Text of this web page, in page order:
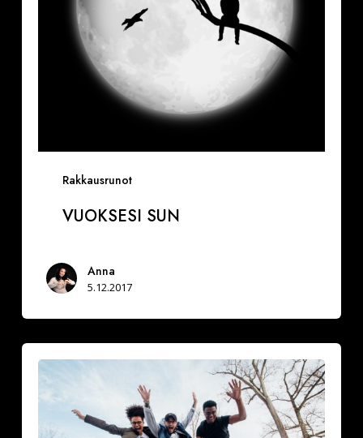
Rakkausrunot
VUOKSESI SUN
Anna
5.12.2017
hidastaa